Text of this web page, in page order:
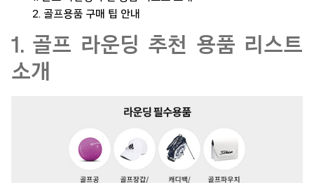
2. 골프용품 구매 팁 안내
1. 골프 라운딩 추천 용품 리스트
소개